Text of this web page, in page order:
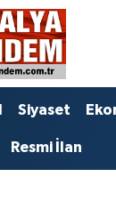
Siyaset
Resmi İlan